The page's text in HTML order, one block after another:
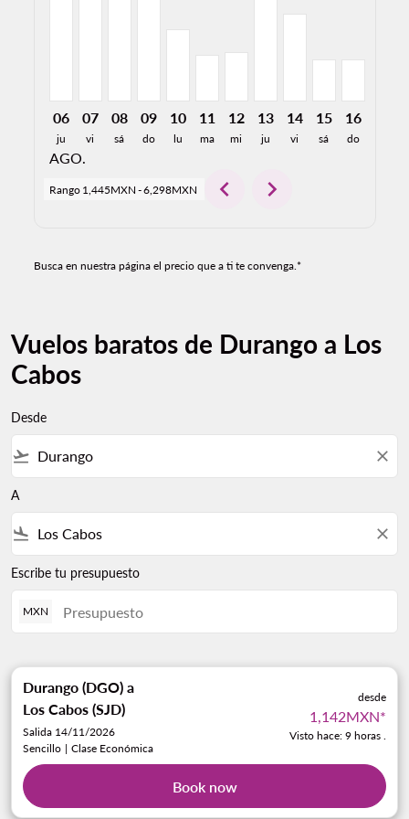
06
ju
AGO.
07
vi
08
sá
09
do
10
lu
11
ma
12
mi
13
ju
14
vi
15
sá
16
do
Rango 1,445MXN -6,298MXN chevron_left chevron_right
Busca en nuestra página el precio que a ti te convenga.*
Vuelos baratos de Durango a Los
Cabos
Desde
flight_takeoff close
A
flight_land close
Escribe tu presupuesto
MXN
Durango (DGO) a
Los Cabos (SJD)
Salida 14/11/2026
Sencillo | Clase Económica
desde
1,142MXN*
Visto hace: 9 horas .
Book now